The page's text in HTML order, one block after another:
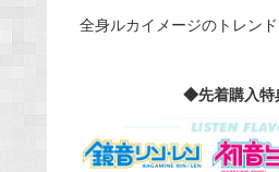
全身ルカイメージのトレン
◆先着購入